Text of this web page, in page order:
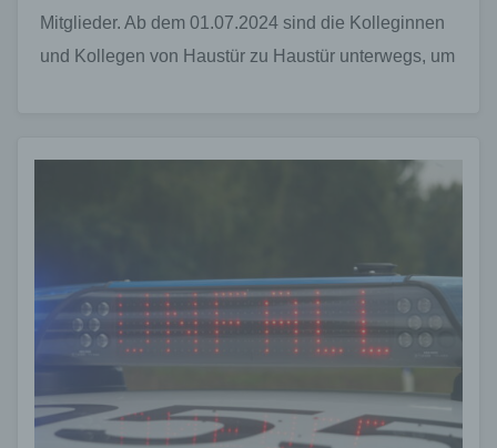
Mitglieder. Ab dem 01.07.2024 sind die Kolleginnen
und Kollegen von Haustür zu Haustür unterwegs, um